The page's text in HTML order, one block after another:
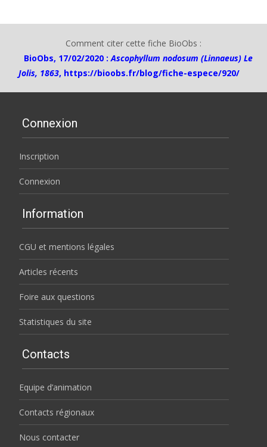
Comment citer cette fiche BioObs :
BioObs, 17/02/2020 : Ascophyllum nodosum (Linnaeus) Le
Jolis, 1863, https://bioobs.fr/blog/fiche-espece/920/
Connexion
Inscription
Connexion
Information
CGU et mentions légales
Articles récents
Foire aux questions
Statistiques du site
Contacts
Equipe d’animation
Contacts régionaux
Nous contacter